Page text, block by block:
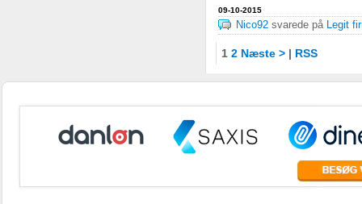
09-10-2015
Nico92 svarede på Legit
1 2 Næste > | RSS